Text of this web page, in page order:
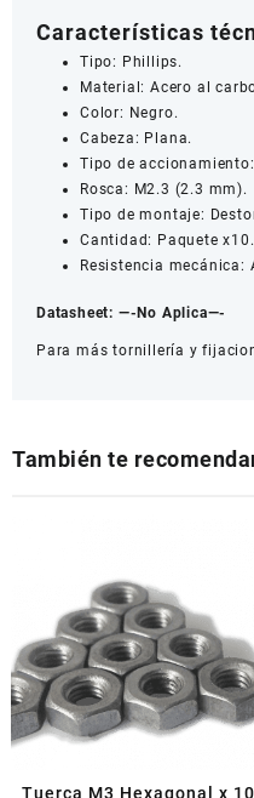
Características
Tipo: Phillips.
Material: Acero al
Color: Negro.
Cabeza: Plana.
Tipo de
Rosca: M2.3 (2.3 mm).
Tipo de montaje:
Cantidad: Paquete x10.
Resistencia mecánica:
Datasheet: —-No Aplica—-
Para más tornillería y
También te
Tuerca M3 Hexagonal x 10